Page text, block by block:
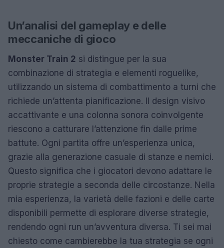
Un’analisi del gameplay e delle
meccaniche di gioco
Monster Train 2 si distingue per la sua
combinazione di strategia e elementi roguelike,
utilizzando un sistema di combattimento a turni che
richiede un’attenta pianificazione. Il design visivo
accattivante e una colonna sonora coinvolgente
riescono a catturare l’attenzione fin dalle prime
battute. Ogni partita offre un’esperienza unica,
grazie alla generazione casuale di stanze e nemici.
Questo significa che i giocatori devono adattare le
proprie strategie a seconda delle circostanze. Nella
mia esperienza, la varietà delle fazioni e delle carte
disponibili permette di esplorare diverse strategie,
rendendo ogni run un’avventura diversa. Ti sei mai
chiesto come cambierebbe la tua strategia se ogni